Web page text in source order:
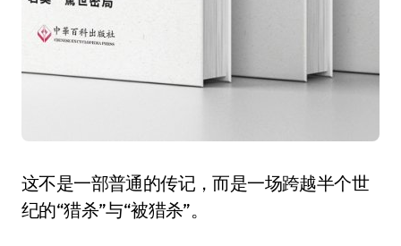
这不是一部普通的传记，而是一场跨越半个世
纪的“猎杀”与“被猎杀”。